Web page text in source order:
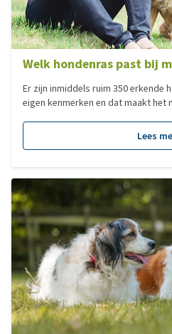
Welk hondenras past bij
Er zijn inmiddels ruim 350 erkende
eigen kenmerken en dat maakt het
mensen zoeken een hond op basis
echter niks over het karakter van
Lees